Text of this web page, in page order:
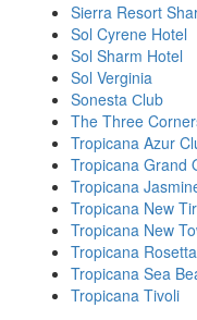
Sierra Resort
Sol Cyrene Hotel
Sol Sharm Hotel
Sol Verginia
Sonesta Сlub
The Three
Tropicana Azur
Tropicana Grand
Tropicana
Tropicana New
Tropicana New
Tropicana Rosetta
Tropicana Sea
Tropicana Tivoli